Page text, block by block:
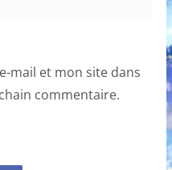
mail et mon site dans
commentaire.